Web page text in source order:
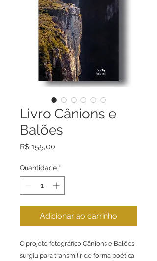
Livro Cânions e
Balões
R$ 155,00
Quantidade *
Adicionar ao carrinho
O projeto fotográfico Cânions e Balões
surgiu para transmitir de forma poética